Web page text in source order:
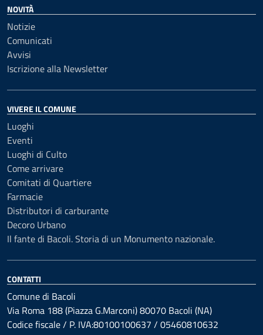
NOVITÀ
Notizie
Comunicati
Avvisi
Iscrizione alla Newsletter
VIVERE IL COMUNE
Luoghi
Eventi
Luoghi di Culto
Come arrivare
Comitati di Quartiere
Farmacie
Distributori di carburante
Decoro Urbano
Il fante di Bacoli. Storia di un Monumento nazionale.
CONTATTI
Comune di Bacoli
Via Roma 188 (Piazza G.Marconi) 80070 Bacoli (NA)
Codice fiscale / P. IVA:80100100637 / 05460810632